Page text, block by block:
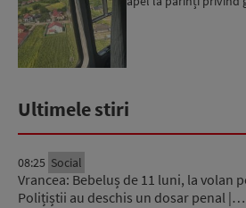
Ultimele stiri
08:25 Social
Vrancea: Bebeluș de 11 luni, la volan
Polițiștii au deschis un dosar penal |…